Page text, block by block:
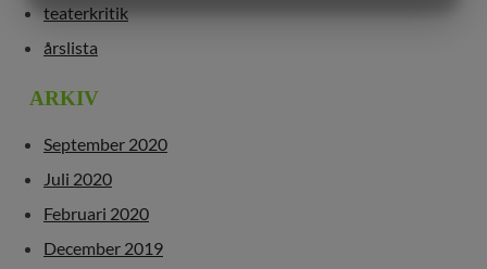
teaterkritik
årslista
ARKIV
September 2020
Juli 2020
Februari 2020
December 2019
MARKNADSFÖRING